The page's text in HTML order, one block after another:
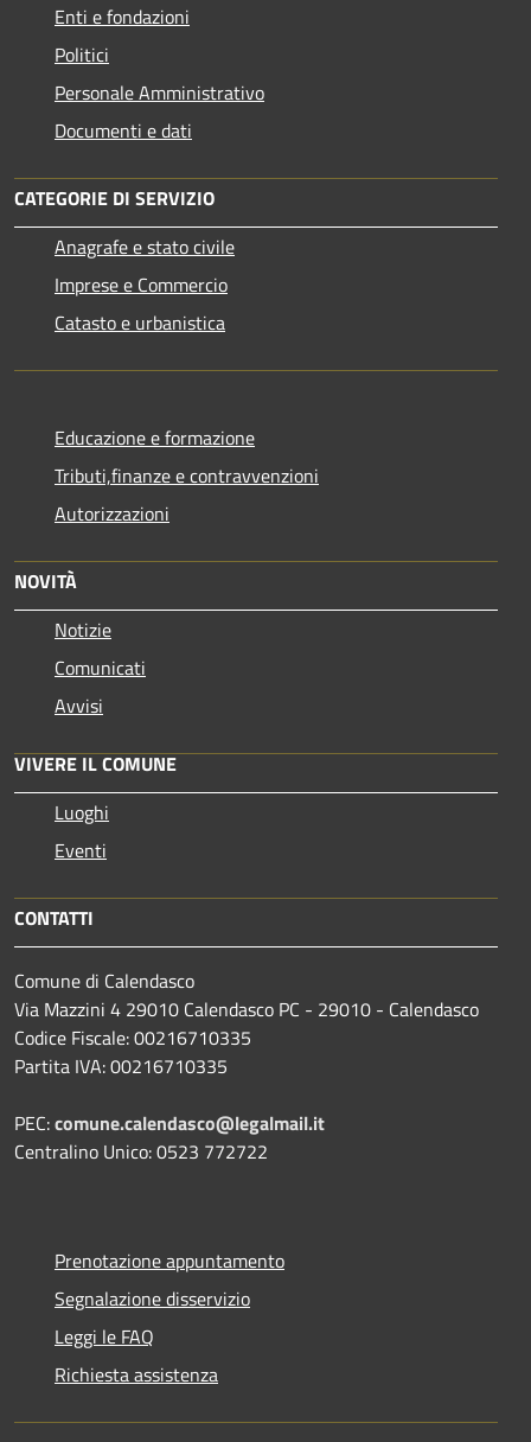
Enti e fondazioni
Politici
Personale Amministrativo
Documenti e dati
CATEGORIE DI SERVIZIO
Anagrafe e stato civile
Imprese e Commercio
Catasto e urbanistica
Educazione e formazione
Tributi,finanze e contravvenzioni
Autorizzazioni
NOVITÀ
Notizie
Comunicati
Avvisi
VIVERE IL COMUNE
Luoghi
Eventi
CONTATTI
Comune di Calendasco
Via Mazzini 4 29010 Calendasco PC - 29010 - Calendasco
Codice Fiscale: 00216710335
Partita IVA: 00216710335
PEC:comune.calendasco@legalmail.it
Centralino Unico: 0523 772722
Prenotazione appuntamento
Segnalazione disservizio
Leggi le FAQ
Richiesta assistenza